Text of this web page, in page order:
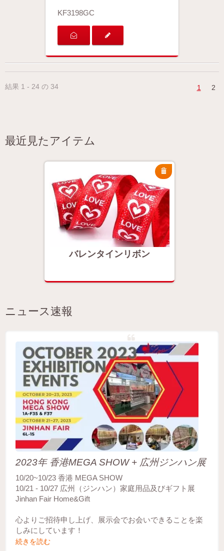
KF3198GC
結果 1 - 24 の 34 1 2
最近見たアイテム
バレンタインリボン
ニュース速報
2023年 香港MEGA SHOW + 広州ジンハン展
10/20~10/23 香港 MEGA SHOW
10/21 - 10/27 広州（ジンハン）家庭用品及びギフト展
Jinhan Fair Home&Gift
心よりご招待申し上げ、展示会でお会いできることを楽
しみにしています！
続きを読む